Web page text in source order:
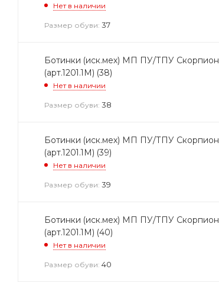
Нет в наличии
Размер обуви: 37
Ботинки (иск.мех) МП ПУ/ТПУ Скорпион
(арт.1201.1М) (38)
Нет в наличии
Размер обуви: 38
Ботинки (иск.мех) МП ПУ/ТПУ Скорпион
(арт.1201.1М) (39)
Нет в наличии
Размер обуви: 39
Ботинки (иск.мех) МП ПУ/ТПУ Скорпион
(арт.1201.1М) (40)
Нет в наличии
Размер обуви: 40